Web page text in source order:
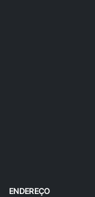
ENDEREÇO